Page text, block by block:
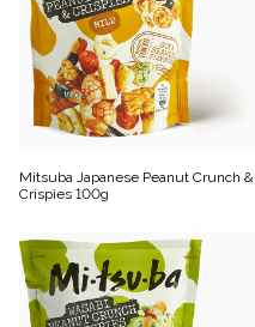
Mitsuba Japanese Peanut Crunch &
Crispies 100g